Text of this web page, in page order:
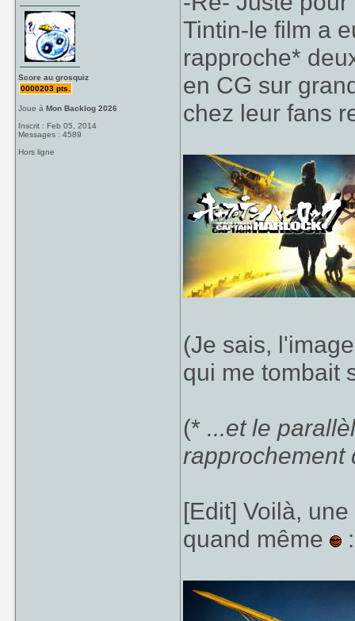
Score au grosquiz
0000203 pts.
Joue àMon Backlog 2026
Inscrit : Feb 05, 2014
Messages : 4589
Hors ligne
Tintin-le film a
rapproche*
en CG sur
chez leur fans
(Je sais,
qui me tombait
(* ...et le
rapprochement
[Edit] Voilà,
quand même
: